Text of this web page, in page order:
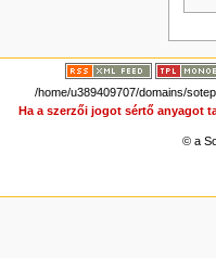
/home/u389409707/domains/
Ha a szerzői jogot sértő anyagot
© a